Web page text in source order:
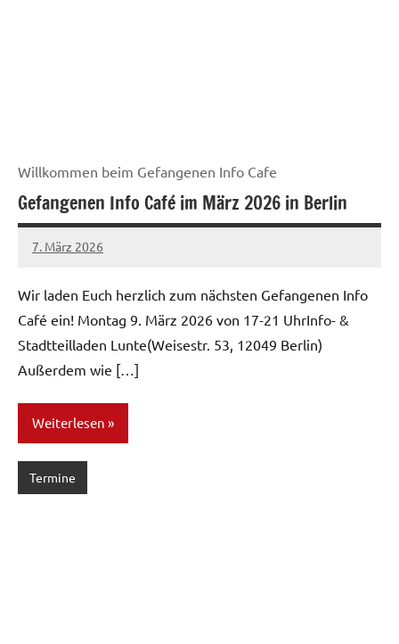
Willkommen beim Gefangenen Info Cafe
Gefangenen Info Café im März 2026 in Berlin
7. März 2026
network
Wir laden Euch herzlich zum nächsten Gefangenen Info
Café ein! Montag 9. März 2026 von 17-21 UhrInfo- &
Stadtteilladen Lunte(Weisestr. 53, 12049 Berlin)
Außerdem wie […]
Weiterlesen
Termine